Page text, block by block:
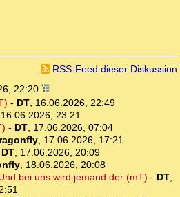
RSS-Feed dieser Diskussion
22:20
- DT, 16.06.2026, 22:49
16.06.2026, 23:21
- DT, 17.06.2026, 07:04
, 17.06.2026, 17:21
DT, 17.06.2026, 20:09
, 18.06.2026, 20:08
bei uns wird jemand der (mT) - DT,